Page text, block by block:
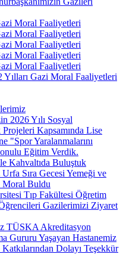
Moral Faaliyetleri
Moral Faaliyetleri
Moral Faaliyetleri
Moral Faaliyetleri
Moral Faaliyetleri
Yılları Gazi Moral Faaliyetleri
2026 Yılı Sosyal
Kapsamında Lise
"Spor Yaralanmalarını
Eğitim Verdik.
Kahvaltıda Buluştuk
Sıra Gecesi Yemeği ve
Moral Buldu
Tıp Fakültesi Öğretim
Gazilerimizi Ziyaret
TÜSKA Akreditasyon
Gururu Yaşayan Hastanemiz
Dolayı Teşekkür